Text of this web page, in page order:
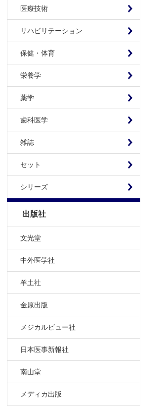
医療技術
リハビリテーション
保健・体育
栄養学
薬学
歯科医学
雑誌
セット
シリーズ
出版社
文光堂
中外医学社
羊土社
金原出版
メジカルビュー社
日本医事新報社
南山堂
メディカ出版